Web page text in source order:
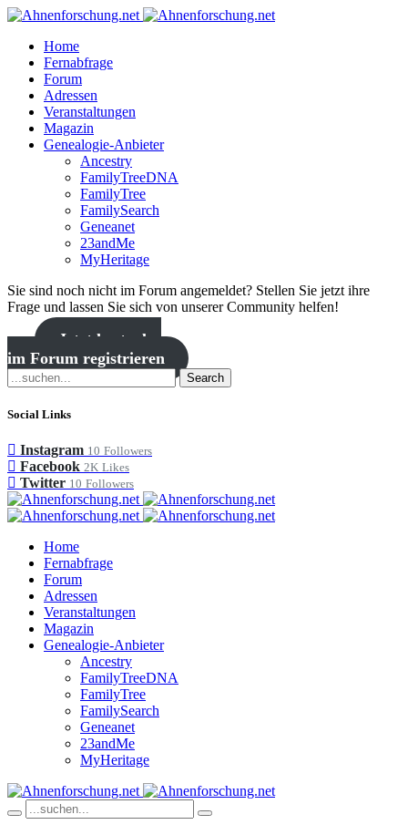
Home
Fernabfrage
Forum
Adressen
Veranstaltungen
Magazin
Genealogie-Anbieter
Ancestry
FamilyTreeDNA
FamilyTree
FamilySearch
Geneanet
23andMe
MyHeritage
Sie sind noch nicht im Forum angemeldet? Stellen Sie jetzt ihre
Frage und lassen Sie sich von unserer Community helfen!
Jetzt kostenlos
im Forum registrieren
Search
Social Links
Instagram 10 Followers
Facebook 2K Likes
Twitter 10 Followers
Home
Fernabfrage
Forum
Adressen
Veranstaltungen
Magazin
Genealogie-Anbieter
Ancestry
FamilyTreeDNA
FamilyTree
FamilySearch
Geneanet
23andMe
MyHeritage